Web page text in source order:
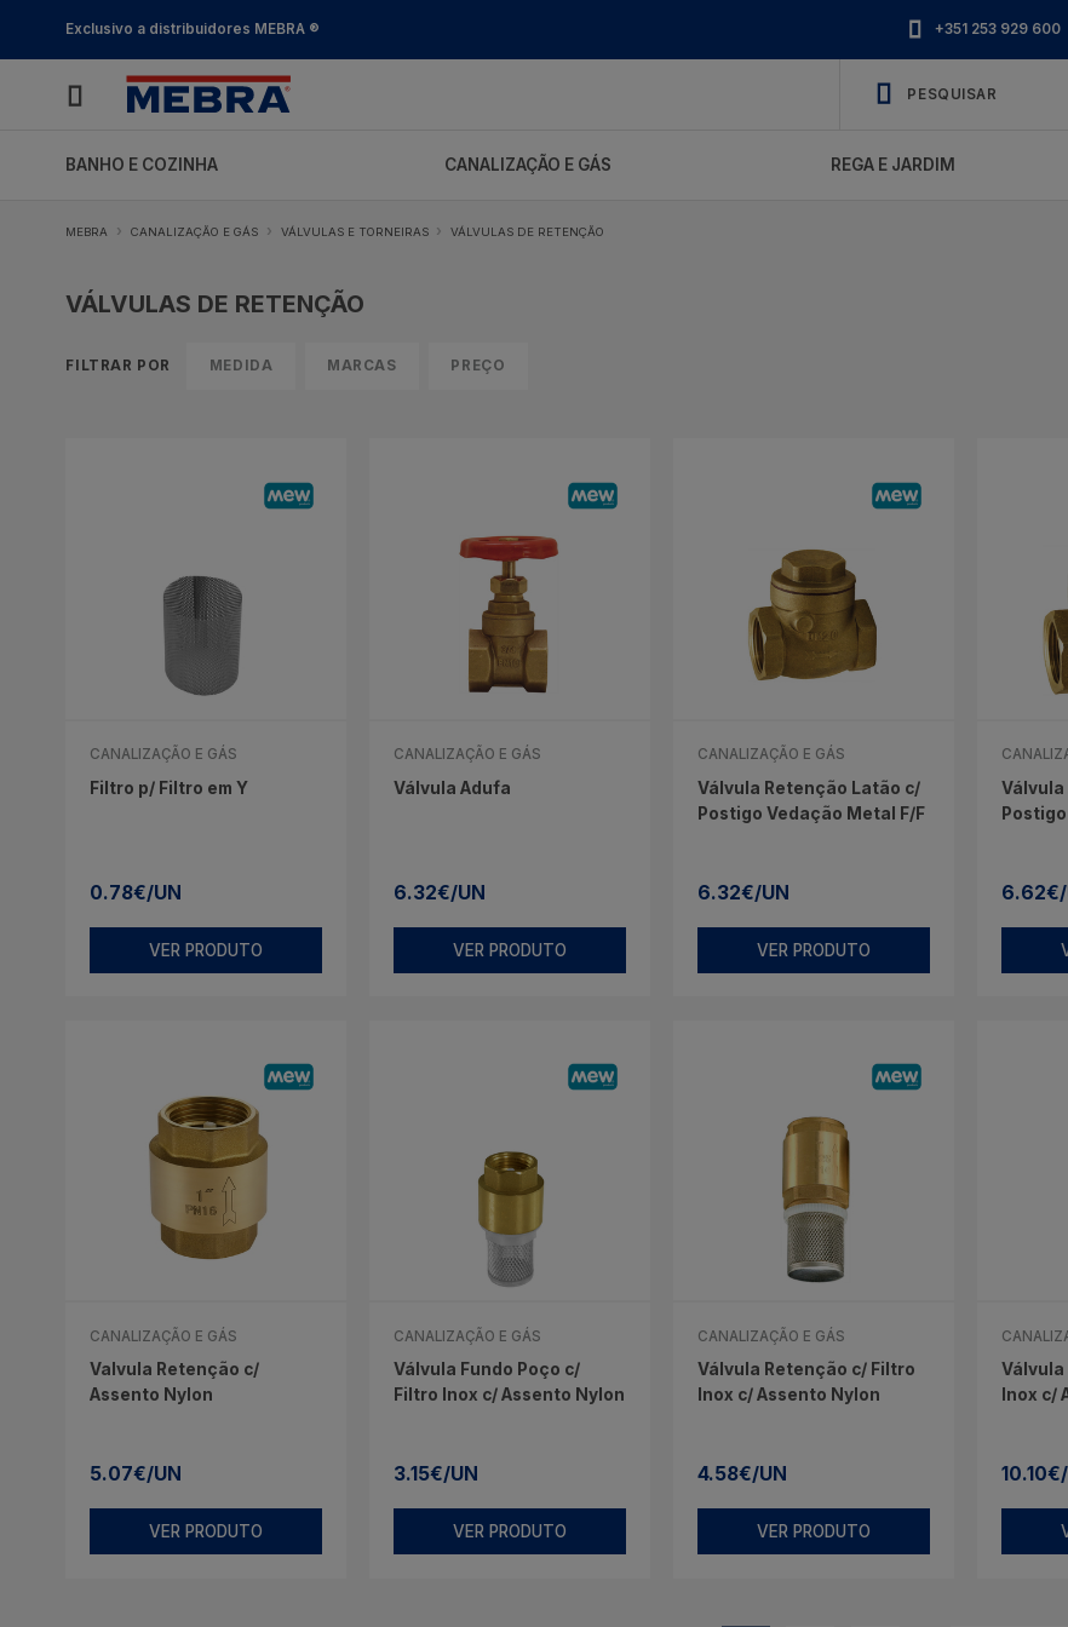
SHOP_CATEGORY_NAME
profissionais
com
permanente
Exclusivo a distribuidores MEBRA ® +351 253 929 600
BANHO E COZINHA CANALIZAÇÃO E GÁS REGA E JARDIM
MEBRA CANALIZAÇÃO E GÁS VÁLVULAS E TORNEIRAS VÁLVULAS DE RETENÇÃO
VÁLVULAS DE RETENÇÃO
FILTRAR POR MEDIDA MARCAS PREÇO
CANALIZAÇÃO E GÁS
Filtro p/ Filtro em Y
0.78€/UN
VER PRODUTO
CANALIZAÇÃO E GÁS
Válvula Adufa
6.32€/UN
VER PRODUTO
CANALIZAÇÃO E GÁS
Válvula Retenção Latão c/
Postigo Vedação Metal F/F
6.32€/UN
VER PRODUTO
6.62€/
CANALIZAÇÃO E GÁS
Valvula Retenção c/
Assento Nylon
5.07€/UN
VER PRODUTO
CANALIZAÇÃO E GÁS
Válvula Fundo Poço c/
Filtro Inox c/ Assento Nylon
3.15€/UN
VER PRODUTO
CANALIZAÇÃO E GÁS
Válvula Retenção c/ Filtro
Inox c/ Assento Nylon
4.58€/UN
VER PRODUTO
Inox c/